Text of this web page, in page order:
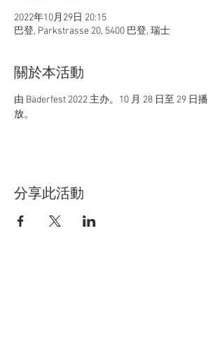
2022年10月29日 20:15
巴登, Parkstrasse 20, 5400 巴登, 瑞士
關於本活動
由 Bäderfest 2022 主办。10 月 28 日至 29 日播
放。
分享此活動